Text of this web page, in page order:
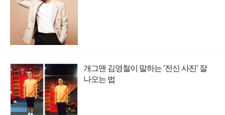
개그맨 김영철이 말하는 '전신 사진' 잘
나오는 법